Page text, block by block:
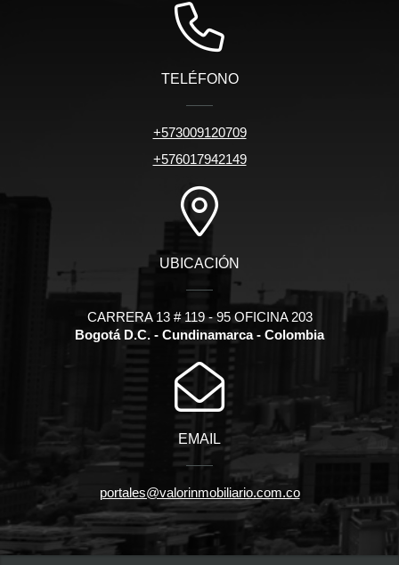
TELÉFONO
+573009120709
+576017942149
UBICACIÓN
CARRERA 13 # 119 - 95 OFICINA 203
Bogotá D.C. - Cundinamarca - Colombia
EMAIL
portales@valorinmobiliario.com.co